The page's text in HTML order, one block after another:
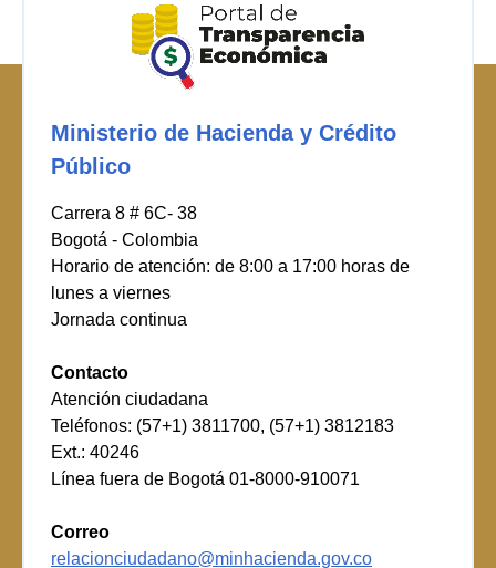
Ministerio de Hacienda y Crédito
Público
Carrera 8 # 6C- 38
Bogotá - Colombia
Horario de atención: de 8:00 a 17:00 horas de
lunes a viernes
Jornada continua
Contacto
Atención ciudadana
Teléfonos: (57+1) 3811700, (57+1) 3812183
Ext.: 40246
Línea fuera de Bogotá 01-8000-910071
Correo
relacionciudadano@minhacienda.gov.co